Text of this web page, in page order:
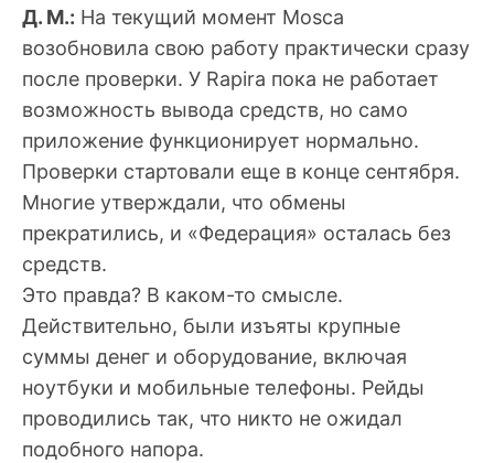
Д. М.: На текущий момент Mosca
возобновила свою работу практически сразу
после проверки. У Rapira пока не работает
возможность вывода средств, но само
приложение функционирует нормально.
Проверки стартовали еще в конце сентября.
Многие утверждали, что обмены
прекратились, и «Федерация» осталась без
средств.
Это правда? В каком-то смысле.
Действительно, были изъяты крупные
суммы денег и оборудование, включая
ноутбуки и мобильные телефоны. Рейды
проводились так, что никто не ожидал
подобного напора.